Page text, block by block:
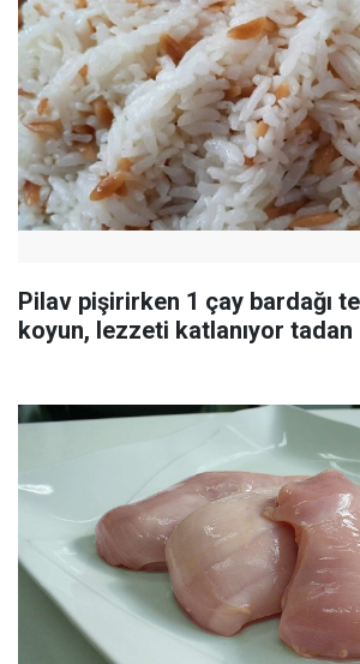
Pilav pişirirken 1 çay bardağı
koyun, lezzeti katlanıyor tadan